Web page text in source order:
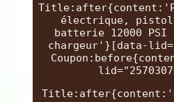
électrique,
batterie 12000
chargeur'}[data-